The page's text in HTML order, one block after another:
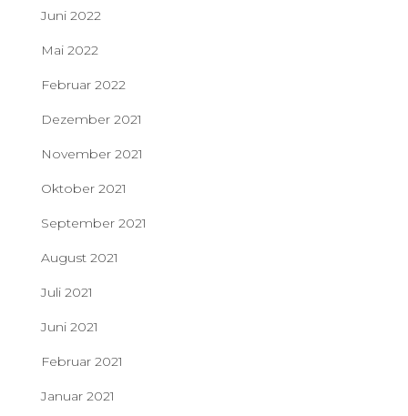
Juni 2022
Mai 2022
Februar 2022
Dezember 2021
November 2021
Oktober 2021
September 2021
August 2021
Juli 2021
Juni 2021
Februar 2021
Januar 2021